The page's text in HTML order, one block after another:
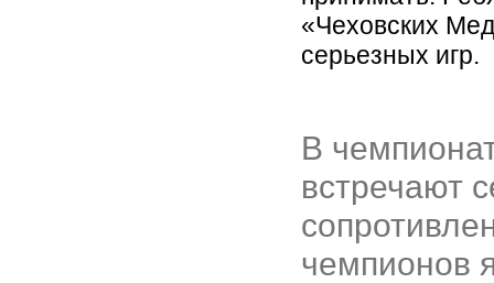
«Чеховских
серьезных игр.
В
встречают
чемпионов